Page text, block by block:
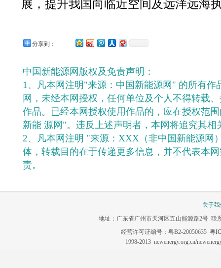
展，提升我国向临近空间及远洋远海
分享到：
中国新能源网版权及免责声明：
1、凡本网注明"来源：中国新能源网" 的所有作
网，未经本网授权，任何单位及个人不得转载
作品。已经本网授权使用作品的，应在授权范
新能 源网"。违反上述声明者，本网将追究其相
2、凡本网注明 "来源：XXX（非中国新能源网
体，转载目的在于传递更多信息，并不代表本
责。
关于
地址：广东省广州市天河区五山能源路2号 联
经营许可证编号：粤B2-20050635 粤
1998-2013 newenergy.org.cn/